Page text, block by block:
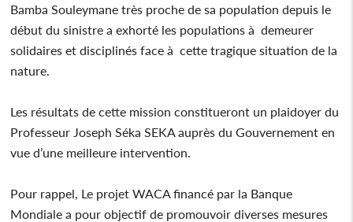
Bamba Souleymane très proche de sa population depuis le
début du sinistre a exhorté les populations à demeurer
solidaires et disciplinés face à cette tragique situation de la
nature.
Les résultats de cette mission constitueront un plaidoyer du
Professeur Joseph Séka SEKA auprès du Gouvernement en
vue d’une meilleure intervention.
Pour rappel, Le projet WACA financé par la Banque
Mondiale a pour objectif de promouvoir diverses mesures